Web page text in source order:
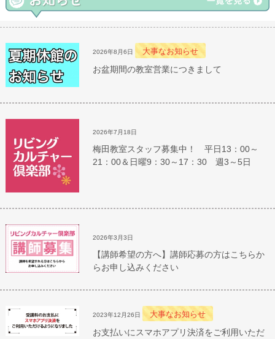
2026年8月6日 大事なお知らせ
お盆期間の教室営業につきまして
2026年7月18日
梅田教室スタッフ募集中！ 平日13：00～
21：00＆日曜9：30～17：30 週3～5日
2026年3月3日
【講師希望の方へ】講師応募の方はこちらか
らお申し込みください
2023年12月26日 大事なお知らせ
お支払いにスマホアプリ決済をご利用いただ